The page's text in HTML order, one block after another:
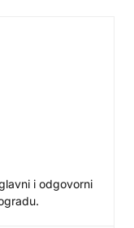
i odgovorni